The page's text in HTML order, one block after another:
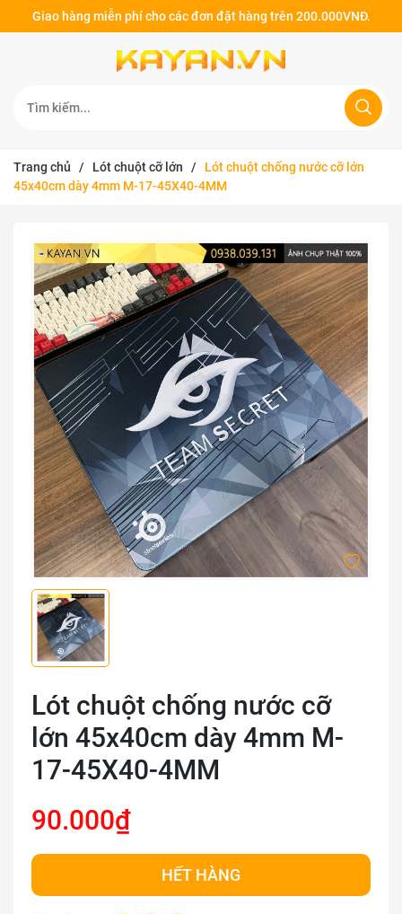
Giao hàng miễn phí cho các đơn đặt hàng trên 200.000VNĐ.
Trang chủ / Lót chuột cỡ lớn /
Lót chuột chống nước cỡ lớn
45x40cm dày 4mm M-17-45X40-4MM
Lót chuột chống nước cỡ
lớn 45x40cm dày 4mm M-
17-45X40-4MM
90.000₫
HẾT HÀNG